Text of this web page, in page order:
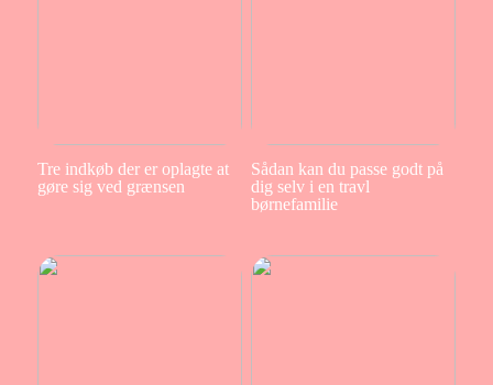
Tre indkøb der er oplagte at
gøre sig ved grænsen
Sådan kan du passe godt på
dig selv i en travl
børnefamilie